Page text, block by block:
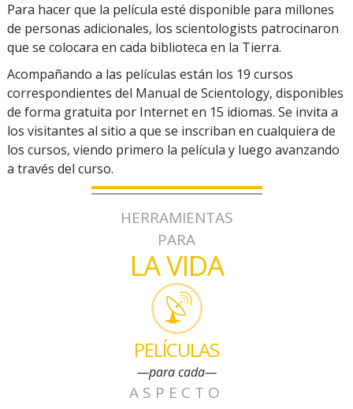
Para hacer que la película esté disponible para millones
de personas adicionales, los scientologists patrocinaron
que se colocara en cada biblioteca en la Tierra.
Acompañando a las películas están los 19 cursos
correspondientes del Manual de Scientology, disponibles
de forma gratuita por Internet en 15 idiomas. Se invita a
los visitantes al sitio a que se inscriban en cualquiera de
los cursos, viendo primero la película y luego avanzando
a través del curso.
HERRAMIENTAS
PARA
LA VIDA
PELÍCULAS
—para cada—
ASPECTO